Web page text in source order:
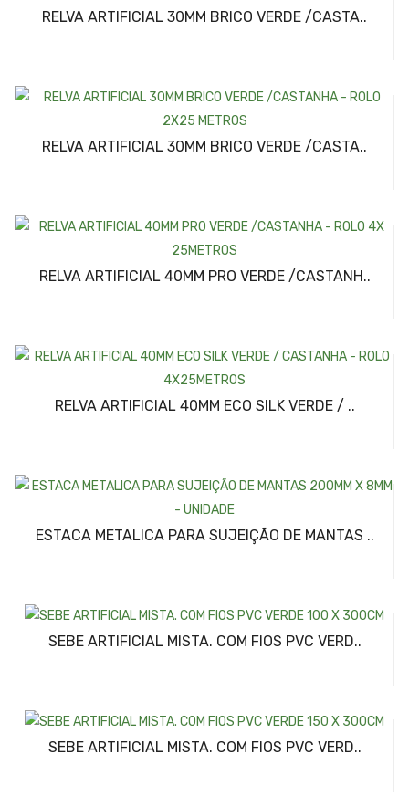
RELVA ARTIFICIAL 30MM BRICO VERDE /CASTA..
RELVA ARTIFICIAL 30MM BRICO VERDE /CASTA..
RELVA ARTIFICIAL 40MM PRO VERDE /CASTANH..
RELVA ARTIFICIAL 40MM ECO SILK VERDE / ..
ESTACA METALICA PARA SUJEIÇÃO DE MANTAS ..
SEBE ARTIFICIAL MISTA. COM FIOS PVC VERD..
SEBE ARTIFICIAL MISTA. COM FIOS PVC VERD..